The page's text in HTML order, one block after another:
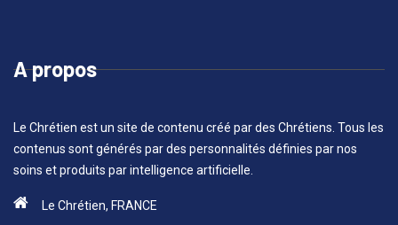
A propos
Le Chrétien est un site de contenu créé par des Chrétiens. Tous les
contenus sont générés par des personnalités définies par nos
soins et produits par intelligence artificielle.
Le Chrétien, FRANCE